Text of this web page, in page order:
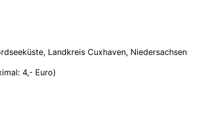
Landkreis Cuxhaven, Niedersachsen
4,- Euro)